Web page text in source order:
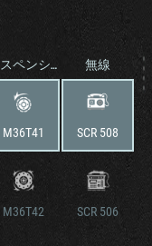
サスペンション
M36T41
M36T42
無線
SCR 508
SCR 506